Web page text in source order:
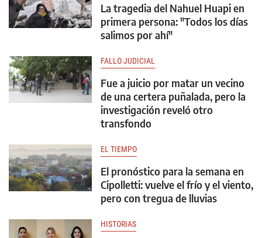
La tragedia del Nahuel Huapi en
primera persona: "Todos los días
salimos por ahí"
FALLO JUDICIAL
Fue a juicio por matar un vecino
de una certera puñalada, pero la
investigación reveló otro
transfondo
EL TIEMPO
El pronóstico para la semana en
Cipolletti: vuelve el frío y el viento,
pero con tregua de lluvias
HISTORIAS